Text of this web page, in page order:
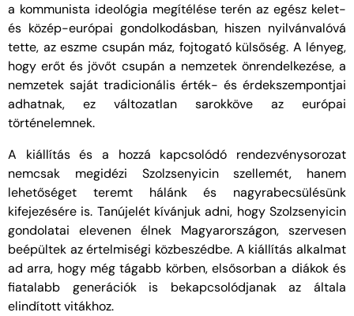
a kommunista ideológia megítélése terén az egész kelet-
és közép-európai gondolkodásban, hiszen nyilvánvalóvá
tette, az eszme csupán máz, fojtogató külsőség. A lényeg,
hogy erőt és jövőt csupán a nemzetek önrendelkezése, a
nemzetek saját tradicionális érték- és érdekszempontjai
adhatnak, ez változatlan sarokköve az európai
történelemnek.
A kiállítás és a hozzá kapcsolódó rendezvénysorozat
nemcsak megidézi Szolzsenyicin szellemét, hanem
lehetőséget teremt hálánk és nagyrabecsülésünk
kifejezésére is. Tanújelét kívánjuk adni, hogy Szolzsenyicin
gondolatai elevenen élnek Magyarországon, szervesen
beépültek az értelmiségi közbeszédbe. A kiállítás alkalmat
ad arra, hogy még tágabb körben, elsősorban a diákok és
fiatalabb generációk is bekapcsolódjanak az általa
elindított vitákhoz.